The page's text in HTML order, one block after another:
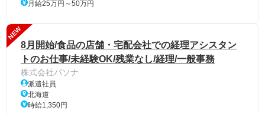
月給25万円～50万円
NEW
8月開始/食品の店舗・宅配会社での経理アシスタン
トのお仕事/未経験OK/残業なし/経理/一般事務
株式会社パソナ
派遣社員
北海道
時給1,350円